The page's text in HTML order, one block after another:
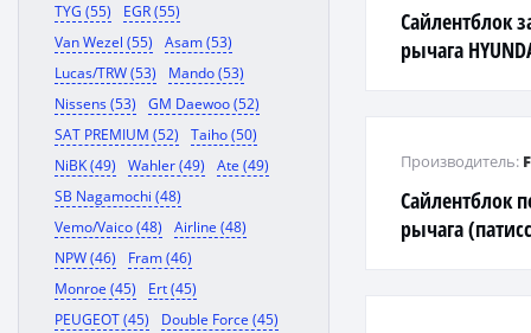
TYG (55)
EGR (55)
Van Wezel (55)
Asam (53)
Lucas/TRW (53)
Mando (53)
Nissens (53)
GM Daewoo (52)
SAT PREMIUM (52)
Taiho (50)
NiBK (49)
Wahler (49)
Ate (49)
SB Nagamochi (48)
Vemo/Vaico (48)
Airline (48)
NPW (46)
Fram (46)
Monroe (45)
Ert (45)
PEUGEOT (45)
Double Force (45)
Сайлентблок
рычага
Сайлентблок
рычага
Производитель: